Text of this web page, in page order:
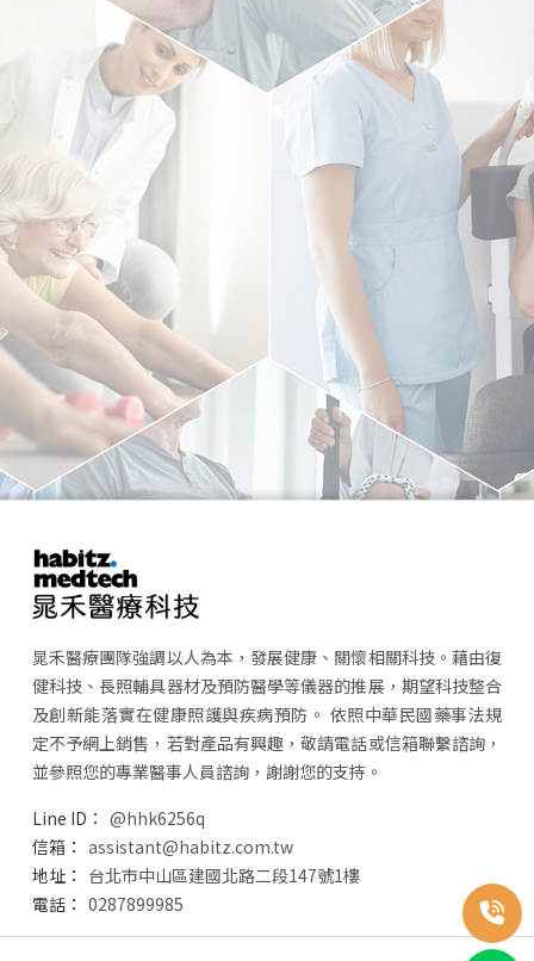
@hhk6256q
0287899985
assistant@habitz.com.tw
台北市中山區建國北路二段147號1樓
晁禾醫療團隊強調以人為本，發展健康、關懷相關科技。藉由復
健科技、長照輔具器材及預防醫學等儀器的推展，期望科技整合
及創新能落實在健康照護與疾病預防。 依照中華民國藥事法規
定不予網上銷售，若對產品有興趣，敬請電話或信箱聯繫諮詢，
並參照您的專業醫事人員諮詢，謝謝您的支持。